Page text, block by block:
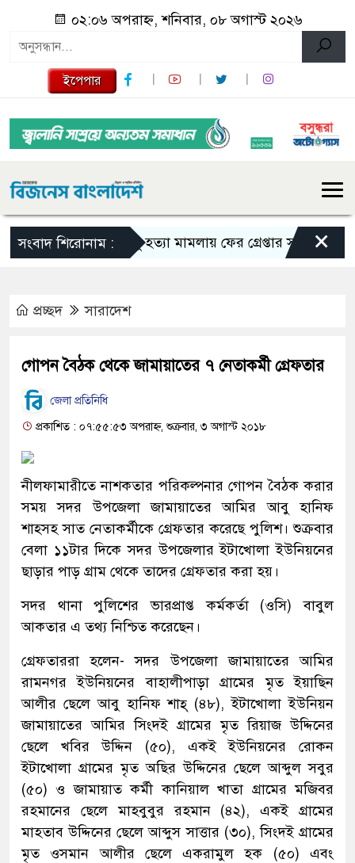
০২:০৬ অপরাহ্ন, শনিবার, ০৮ অগাস্ট ২০২৬
ইপেপার
সংবাদ শিরোনাম :তনু হত্যা মামলায় ফের গ্রেপ্তার সাবেক ×
প্রচ্ছদ সারাদেশ
গোপন বৈঠক থেকে জামায়াতের ৭ নেতাকর্মী গ্রেফতার
জেলা প্রতিনিধি
প্রকাশিত : ০৭:৫৫:৫৩ অপরাহ্ন, শুক্রবার, ৩ অগাস্ট ২০১৮
নীলফামারীতে নাশকতার পরিকল্পনার গোপন বৈঠক করার
সময় সদর উপজেলা জামায়াতের আমির আবু হানিফ
শাহ্সহ সাত নেতাকর্মীকে গ্রেফতার করেছে পুলিশ। শুক্রবার
বেলা ১১টার দিকে সদর উপজেলার ইটাখোলা ইউনিয়নের
ছাড়ার পাড় গ্রাম থেকে তাদের গ্রেফতার করা হয়।
সদর থানা পুলিশের ভারপ্রাপ্ত কর্মকর্তা (ওসি) বাবুল
আকতার এ তথ্য নিশ্চিত করেছেন।
গ্রেফতাররা হলেন- সদর উপজেলা জামায়াতের আমির
রামনগর ইউনিয়নের বাহালীপাড়া গ্রামের মৃত ইয়াছিন
আলীর ছেলে আবু হানিফ শাহ্ (৪৮), ইটাখোলা ইউনিয়ন
জামায়াতের আমির সিংদই গ্রামের মৃত রিয়াজ উদ্দিনের
ছেলে খবির উদ্দিন (৫০), একই ইউনিয়নের রোকন
ইটাখোলা গ্রামের মৃত অছির উদ্দিনের ছেলে আব্দুল সবুর
(৫০) ও জামায়াত কর্মী কানিয়াল খাতা গ্রামের মজিবর
রহমানের ছেলে মাহবুবুর রহমান (৪২), একই গ্রামের
মাহতাব উদ্দিনের ছেলে আব্দুস সাত্তার (৩০), সিংদই গ্রামের
মৃত ওসমান আলীর ছেলে একরামুল হক (৫০) এবং